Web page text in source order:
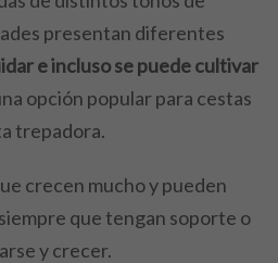
presentan diferentes
e incluso se puede cultivar
opción popular para cestas
trepadora.
crecen mucho y pueden
que tengan soporte o
y crecer.